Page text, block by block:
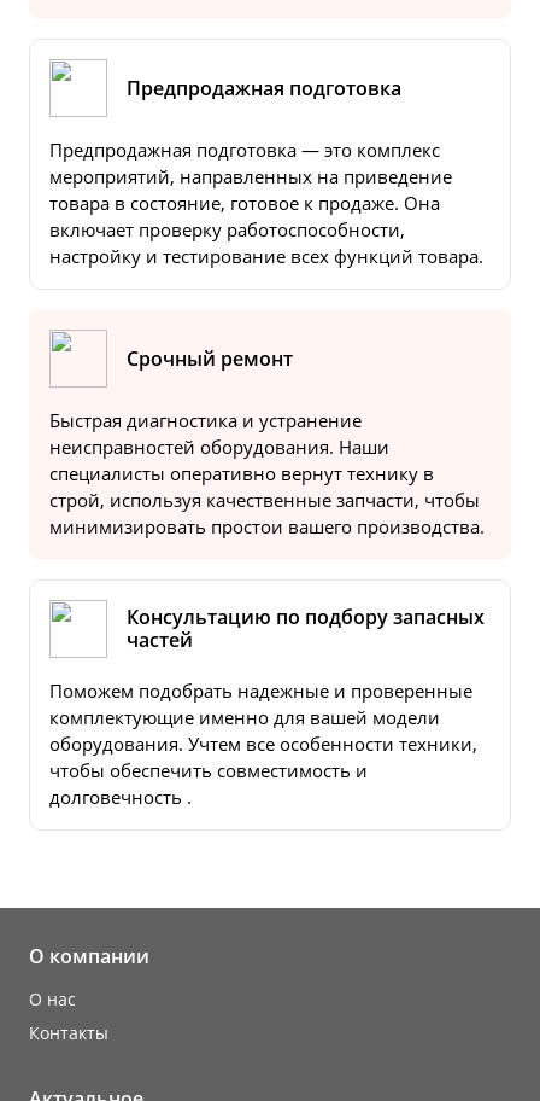
Предпродажная подготовка
Предпродажная подготовка — это комплекс
мероприятий, направленных на приведение
товара в состояние, готовое к продаже. Она
включает проверку работоспособности,
настройку и тестирование всех функций товара.
Срочный ремонт
Быстрая диагностика и устранение
неисправностей оборудования. Наши
специалисты оперативно вернут технику в
строй, используя качественные запчасти, чтобы
минимизировать простои вашего производства.
Консультацию по подбору запасных
частей
Поможем подобрать надежные и проверенные
комплектующие именно для вашей модели
оборудования. Учтем все особенности техники,
чтобы обеспечить совместимость и
долговечность .
О компании
О нас
Контакты